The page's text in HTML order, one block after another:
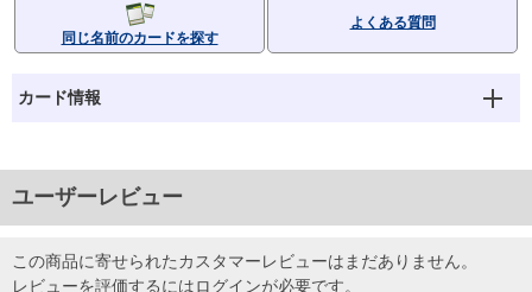
同じ名前のカードを探す
よくある質問
カード情報
ユーザーレビュー
この商品に寄せられたカスタマーレビューはまだありません。
レビューを評価するにはログインが必要です。